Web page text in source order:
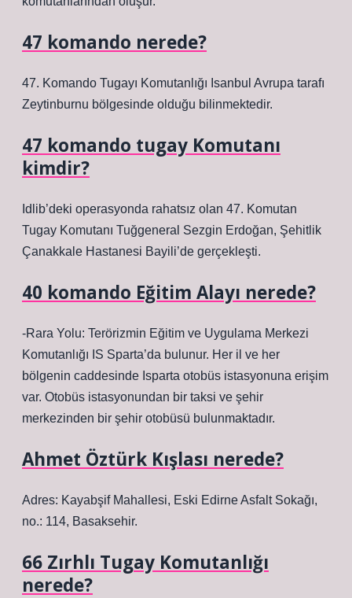
47 komando nerede?
47. Komando Tugayı Komutanlığı Isanbul Avrupa tarafı
Zeytinburnu bölgesinde olduğu bilinmektedir.
47 komando tugay Komutanı
kimdir?
Idlib’deki operasyonda rahatsız olan 47. Komutan
Tugay Komutanı Tuğgeneral Sezgin Erdoğan, Şehitlik
Çanakkale Hastanesi Bayili’de gerçekleşti.
40 komando Eğitim Alayı nerede?
-Rara Yolu: Terörizmin Eğitim ve Uygulama Merkezi
Komutanlığı IS Sparta’da bulunur. Her il ve her
bölgenin caddesinde Isparta otobüs istasyonuna erişim
var. Otobüs istasyonundan bir taksi ve şehir
merkezinden bir şehir otobüsü bulunmaktadır.
Ahmet Öztürk Kışlası nerede?
Adres: Kayabşif Mahallesi, Eski Edirne Asfalt Sokağı,
no.: 114, Basaksehir.
66 Zırhlı Tugay Komutanlığı
nerede?